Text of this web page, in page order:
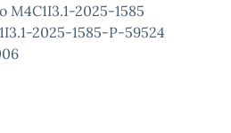
2025-1585
2025-1585-P-59524